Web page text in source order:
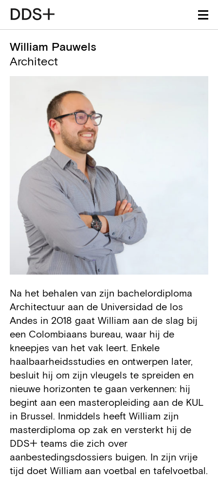
William Pauwels
Architect
Biography
Na het behalen van zijn bachelordiploma
Architectuur aan de Universidad de los
Andes in 2018 gaat William aan de slag bij
een Colombiaans bureau, waar hij de
kneepjes van het vak leert. Enkele
haalbaarheidsstudies en ontwerpen later,
besluit hij om zijn vleugels te spreiden en
nieuwe horizonten te gaan verkennen: hij
begint aan een masteropleiding aan de KUL
in Brussel. Inmiddels heeft William zijn
masterdiploma op zak en versterkt hij de
DDS+ teams die zich over
aanbestedingsdossiers buigen. In zijn vrije
tijd doet William aan voetbal en tafelvoetbal.